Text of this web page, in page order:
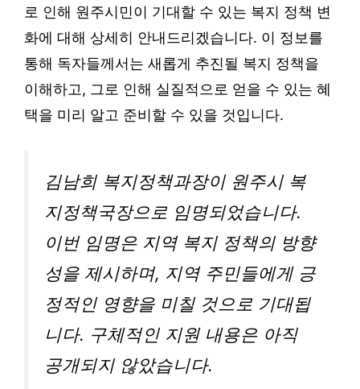
로 인해 원주시민이 기대할 수 있는 복지 정책 변
화에 대해 상세히 안내드리겠습니다. 이 정보를
통해 독자들께서는 새롭게 추진될 복지 정책을
이해하고, 그로 인해 실질적으로 얻을 수 있는 혜
택을 미리 알고 준비할 수 있을 것입니다.
김남희 복지정책과장이 원주시 복
지정책국장으로 임명되었습니다.
이번 임명은 지역 복지 정책의 방향
성을 제시하며, 지역 주민들에게 긍
정적인 영향을 미칠 것으로 기대됩
니다. 구체적인 지원 내용은 아직
공개되지 않았습니다.